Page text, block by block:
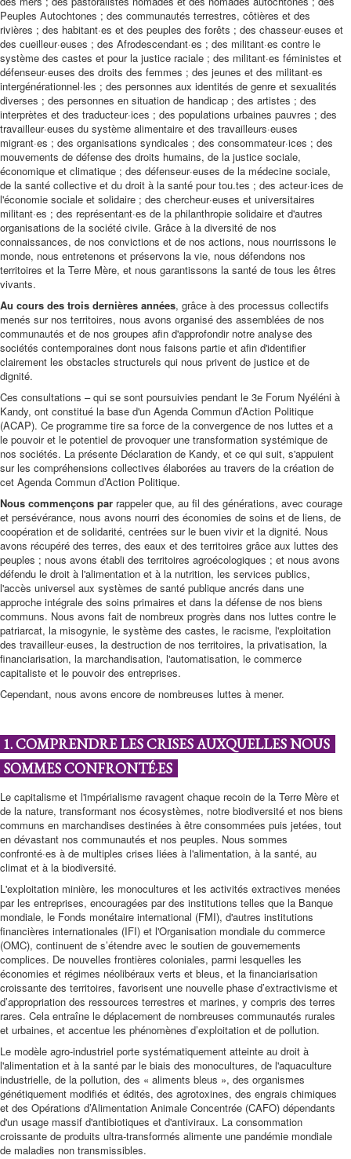
Peuples Autochtones ; des communautés terrestres, côtières et des
rivières ; des habitant·es et des peuples des forêts ; des chasseur·euses et
des cueilleur·euses ; des Afrodescendant·es ; des militant·es contre le
système des castes et pour la justice raciale ; des militant·es féministes et
défenseur·euses des droits des femmes ; des jeunes et des militant·es
intergénérationnel·les ; des personnes aux identités de genre et sexualités
diverses ; des personnes en situation de handicap ; des artistes ; des
interprètes et des traducteur·ices ; des populations urbaines pauvres ; des
travailleur·euses du système alimentaire et des travailleurs·euses
migrant·es ; des organisations syndicales ; des consommateur·ices ; des
mouvements de défense des droits humains, de la justice sociale,
économique et climatique ; des défenseur·euses de la médecine sociale,
de la santé collective et du droit à la santé pour tou.tes ; des acteur·ices de
l'économie sociale et solidaire ; des chercheur·euses et universitaires
militant·es ; des représentant·es de la philanthropie solidaire et d'autres
organisations de la société civile. Grâce à la diversité de nos
connaissances, de nos convictions et de nos actions, nous nourrissons le
monde, nous entretenons et préservons la vie, nous défendons nos
territoires et la Terre Mère, et nous garantissons la santé de tous les êtres
vivants.
Au cours des trois dernières années, grâce à des processus collectifs
menés sur nos territoires, nous avons organisé des assemblées de nos
communautés et de nos groupes afin d'approfondir notre analyse des
sociétés contemporaines dont nous faisons partie et afin d'identifier
clairement les obstacles structurels qui nous privent de justice et de
dignité.
Ces consultations – qui se sont poursuivies pendant le 3e Forum Nyéléni à
Kandy, ont constitué la base d'un Agenda Commun d’Action Politique
(ACAP). Ce programme tire sa force de la convergence de nos luttes et a
le pouvoir et le potentiel de provoquer une transformation systémique de
nos sociétés. La présente Déclaration de Kandy, et ce qui suit, s'appuient
sur les compréhensions collectives élaborées au travers de la création de
cet Agenda Commun d’Action Politique.
Nous commençons par rappeler que, au fil des générations, avec courage
et persévérance, nous avons nourri des économies de soins et de liens, de
coopération et de solidarité, centrées sur le buen vivir et la dignité. Nous
avons récupéré des terres, des eaux et des territoires grâce aux luttes des
peuples ; nous avons établi des territoires agroécologiques ; et nous avons
défendu le droit à l'alimentation et à la nutrition, les services publics,
l'accès universel aux systèmes de santé publique ancrés dans une
approche intégrale des soins primaires et dans la défense de nos biens
communs. Nous avons fait de nombreux progrès dans nos luttes contre le
patriarcat, la misogynie, le système des castes, le racisme, l'exploitation
des travailleur·euses, la destruction de nos territoires, la privatisation, la
financiarisation, la marchandisation, l'automatisation, le commerce
capitaliste et le pouvoir des entreprises.
Cependant, nous avons encore de nombreuses luttes à mener.
1. COMPRENDRE LES CRISES AUXQUELLES NOUS
SOMMES CONFRONTÉ·ES
Le capitalisme et l'impérialisme ravagent chaque recoin de la Terre Mère et
de la nature, transformant nos écosystèmes, notre biodiversité et nos biens
communs en marchandises destinées à être consommées puis jetées, tout
en dévastant nos communautés et nos peuples. Nous sommes
confronté·es à de multiples crises liées à l'alimentation, à la santé, au
climat et à la biodiversité.
L'exploitation minière, les monocultures et les activités extractives menées
par les entreprises, encouragées par des institutions telles que la Banque
mondiale, le Fonds monétaire international (FMI), d'autres institutions
financières internationales (IFI) et l'Organisation mondiale du commerce
(OMC), continuent de s’étendre avec le soutien de gouvernements
complices. De nouvelles frontières coloniales, parmi lesquelles les
économies et régimes néolibéraux verts et bleus, et la financiarisation
croissante des territoires, favorisent une nouvelle phase d’extractivisme et
d’appropriation des ressources terrestres et marines, y compris des terres
rares. Cela entraîne le déplacement de nombreuses communautés rurales
et urbaines, et accentue les phénomènes d’exploitation et de pollution.
Le modèle agro-industriel porte systématiquement atteinte au droit à
l'alimentation et à la santé par le biais des monocultures, de l'aquaculture
industrielle, de la pollution, des « aliments bleus », des organismes
génétiquement modifiés et édités, des agrotoxines, des engrais chimiques
et des Opérations d’Alimentation Animale Concentrée (CAFO) dépendants
d'un usage massif d'antibiotiques et d'antiviraux. La consommation
croissante de produits ultra-transformés alimente une pandémie mondiale
de maladies non transmissibles.